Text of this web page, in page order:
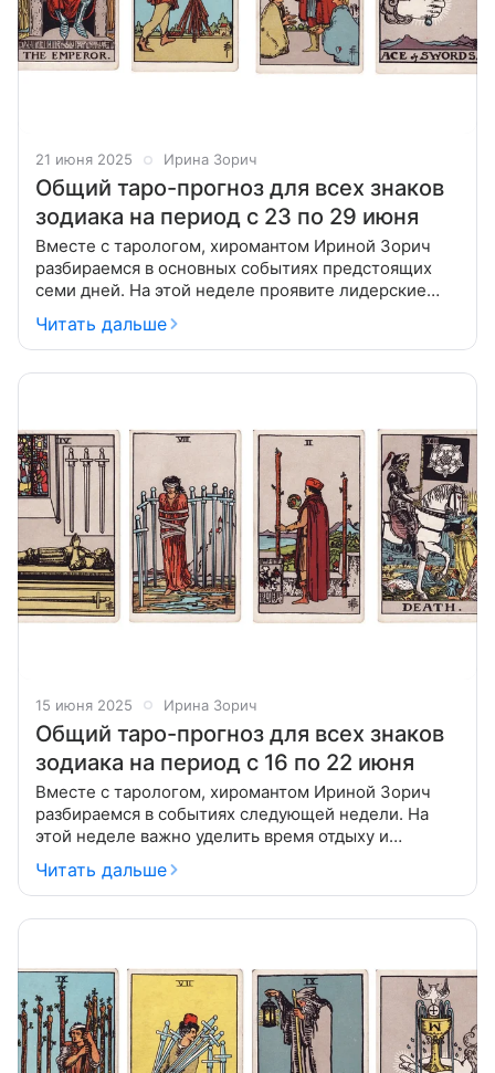
21 июня 2025 Ирина Зорич
Общий таро-прогноз для всех знаков
зодиака на период с 23 по 29 июня
Вместе с тарологом, хиромантом Ириной Зорич
разбираемся в основных событиях предстоящих
семи дней. На этой неделе проявите лидерские
качества и установите порядок в делах,
рассчитывая на свои силы. К выходным ожидайте
Читать дальше
15 июня 2025 Ирина Зорич
Общий таро-прогноз для всех знаков
зодиака на период с 16 по 22 июня
Вместе с тарологом, хиромантом Ириной Зорич
разбираемся в событиях следующей недели. На
этой неделе важно уделить время отдыху и
Внимание к собственным мыслям и грамотное
Читать дальше